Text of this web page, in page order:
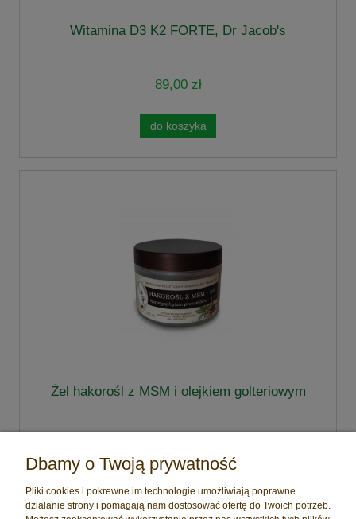
Witamina D3 K2 FORTE, Dr Jacob's
89,00 zł
do koszyka
Żel hakorośl z MSM i olejkiem golteriowym
do koszyka
Dbamy o Twoją prywatność
Pliki cookies i pokrewne im technologie umożliwiają poprawne
działanie strony i pomagają nam dostosować ofertę do Twoich potrzeb.